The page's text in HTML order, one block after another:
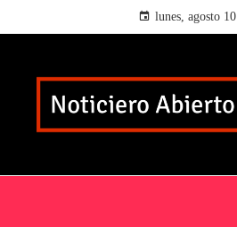
lunes, agosto 10